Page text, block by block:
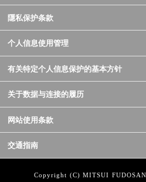
隱私保护条款
个人信息使用管理
有关特定个人信息保护的基本方针
关于数据与连接的履历
网站使用条款
交通指南
Copyright (C) MITSUI